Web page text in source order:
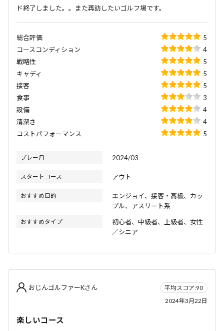
ド終了しました。。また再訪したいゴルフ場です。
総合評価
5
コースコンディション
4
戦略性
5
キャディ
5
接客
5
食事
3
設備
4
清潔さ
4
コストパフォーマンス
5
プレー月 2024/03
スタートコース アウト
おすすめ目的
エンジョイ、接客・高級、カッ
プル、アスリート系
おすすめタイプ
初心者、中級者、上級者、女性
／シニア
おじんゴルファーKさん
平均スコア:90
2024年3月22日
楽しいコース